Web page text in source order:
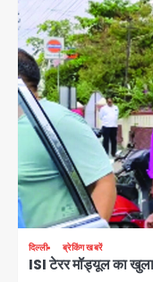
दिल्ली ब्रेकिंग खबरें
ISI टेरर मॉड्यूल का
2
3
4